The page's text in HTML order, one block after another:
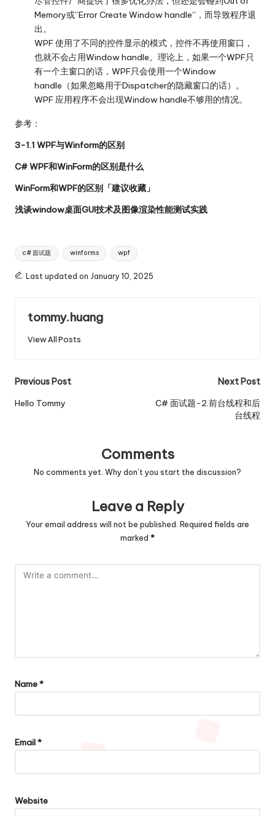
Memory或”Error Create Window handle”，而导致程序退
出。
WPF 使用了不同的控件显示的模式，控件不再使用窗口，
也就不会占用Window handle。理论上，如果一个WPF只
有一个主窗口的话，WPF只会使用一个Window
handle（如果忽略用于Dispatcher的隐藏窗口的话）。
WPF 应用程序不会出现Window handle不够用的情况。
参考：
3-1.1 WPF与Winform的区别
C# WPF和WinForm的区别是什么
WinForm和WPF的区别「建议收藏」
浅谈window桌面GUI技术及图像渲染性能测试实践
Tags:
c# 面试题 winforms wpf
Last updated on January 10, 2025
tommy.huang
View All Posts
Post
navigation
Previous Post
Hello Tommy
Next Post
C# 面试题-2.前台线程和后
台线程
Comments
No comments yet. Why don’t you start the discussion?
Leave a Reply
Your email address will not be published. Required fields are
marked *
Name*
Email*
Website